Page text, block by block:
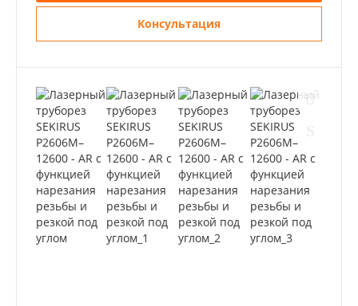
Консультация